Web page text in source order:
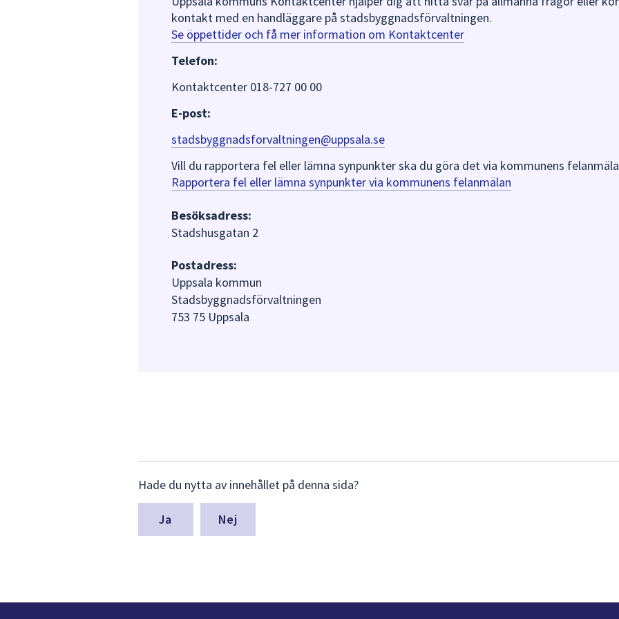
kontakt med en handläggare på stadsbyggnadsförvaltningen.
Se öppettider och få mer information om Kontaktcenter
Telefon:
Kontaktcenter 018-727 00 00
E-post:
stadsbyggnadsforvaltningen@uppsala.se
Vill du rapportera fel eller lämna synpunkter ska du göra det via kommunens
Rapportera fel eller lämna synpunkter via kommunens felanmälan
Besöksadress:
Stadshusgatan 2
Postadress:
Uppsala kommun
Stadsbyggnadsförvaltningen
753 75 Uppsala
synpunkter
för
denna
Hade du nytta av innehållet på denna sida?
Nej